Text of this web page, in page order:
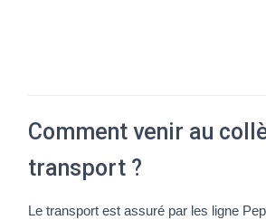
Comment venir au
transport ?
Le transport est assuré par les ligne